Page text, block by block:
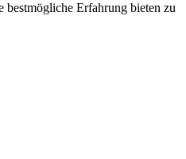
Erfahrung bieten zu